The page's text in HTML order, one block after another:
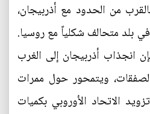
من الحدود مع أذربيجان،
بلد متحالف شكلياً مع روسيا.
انجذاب أذربيجان إلى الغرب
ويتمحور حول ممرات
الاتحاد الأوروبي بكميات